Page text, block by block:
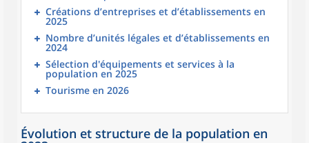
Créations d’entreprises et d’établissements en
2025
Nombre d’unités légales et d’établissements en
2024
Sélection d'équipements et services à la
population en 2025
Tourisme en 2026
Évolution et structure de la population en